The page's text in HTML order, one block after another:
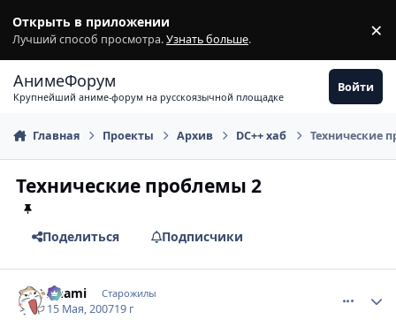
Открыть в приложении
Лучший способ просмотра.Узнать больше. ×
АнимеФорум
Крупнейший аниме-форум на русскоязычной площадке
Войти
Главная Проекты Архив DC++ хаб Технические
Технические проблемы 2
Поделиться Подписчики
Anami Старожилы
15 Мая, 200719 г